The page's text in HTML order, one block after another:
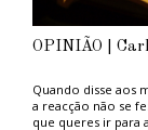
OPINIÃO |
Quando disse aos
a reacção não se
que queres ir para